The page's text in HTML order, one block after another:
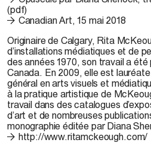
(pdf)
Canadian Art, 15 mai 2018
Originaire de Calgary, Rita
d’installations médiatiques et de
des années 1970, son travail a
Canada. En 2009, elle est
général en arts visuels et
à la pratique artistique de
travail dans des catalogues
d’art et de nombreuses
monographie éditée par Diana
http://www.ritamckeough.com/